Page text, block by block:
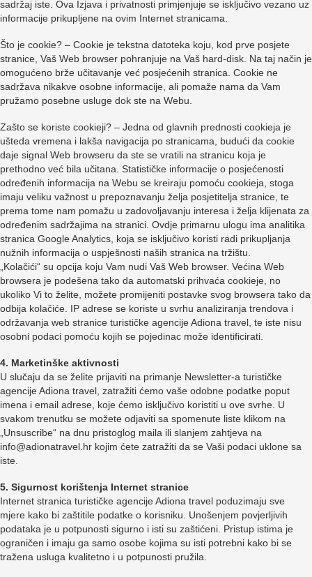
sadržaj iste. Ova Izjava i privatnosti primjenjuje se isključivo vezano uz
informacije prikupljene na ovim Internet stranicama.
Što je cookie? – Cookie je tekstna datoteka koju, kod prve posjete
stranice, Vaš Web browser pohranjuje na Vaš hard-disk. Na taj način je
omogućeno brže učitavanje već posjećenih stranica. Cookie ne
sadržava nikakve osobne informacije, ali pomaže nama da Vam
pružamo posebne usluge dok ste na Webu.
Zašto se koriste cookieji? – Jedna od glavnih prednosti cookieja je
ušteda vremena i lakša navigacija po stranicama, budući da cookie
daje signal Web browseru da ste se vratili na stranicu koja je
prethodno već bila učitana. Statističke informacije o posjećenosti
određenih informacija na Webu se kreiraju pomoću cookieja, stoga
imaju veliku važnost u prepoznavanju želja posjetitelja stranice, te
prema tome nam pomažu u zadovoljavanju interesa i želja klijenata za
određenim sadržajima na stranici. Ovdje primarnu ulogu ima analitika
stranica Google Analytics, koja se isključivo koristi radi prikupljanja
nužnih informacija o uspješnosti naših stranica na tržištu.
„Kolačići“ su opcija koju Vam nudi Vaš Web browser. Većina Web
browsera je podešena tako da automatski prihvaća cookieje, no
ukoliko Vi to želite, možete promijeniti postavke svog browsera tako da
odbija kolačiće. IP adrese se koriste u svrhu analiziranja trendova i
održavanja web stranice turističke agencije Adiona travel, te iste nisu
osobni podaci pomoću kojih se pojedinac može identificirati.
4. Marketinške aktivnosti
U slučaju da se želite prijaviti na primanje Newsletter-a turističke
agencije Adiona travel, zatražiti ćemo vaše odobne podatke poput
imena i email adrese, koje ćemo isključivo koristiti u ove svrhe. U
svakom trenutku se možete odjaviti sa spomenute liste klikom na
„Unsuscribe“ na dnu pristoglog maila ili slanjem zahtjeva na
info@adionatravel.hr kojim ćete zatražiti da se Vaši podaci uklone sa
iste.
5. Sigurnost korištenja Internet stranice
Internet stranica turističke agencije Adiona travel poduzimaju sve
mjere kako bi zaštitile podatke o korisniku. Unošenjem povjerljivih
podataka je u potpunosti sigurno i isti su zaštićeni. Pristup istima je
ograničen i imaju ga samo osobe kojima su isti potrebni kako bi se
tražena usluga kvalitetno i u potpunosti pružila.